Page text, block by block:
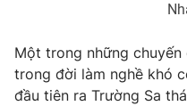
Một trong những
trong đời làm nghề khó
đầu tiên ra Trường Sa